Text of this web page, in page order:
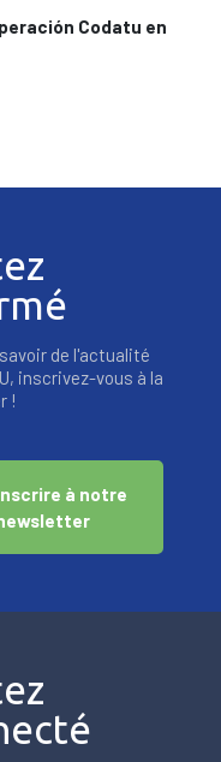
Codatu en
de l'actualité
inscrivez-vous à la
!
à notre